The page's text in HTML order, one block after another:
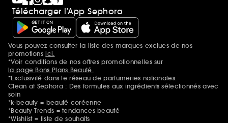
Télécharger l’App Sephora
Mentions additionnelles
Vous pouvez consulter la liste des marques exclues de nos
promotionsici.
*Voir conditions de nos offres promotionnelles sur
la page Bons Plans Beauté.
*Exclusivité dans le réseau de parfumeries nationales.
Clean at Sephora : Des formules aux ingrédients sélectionnés avec
soin
*k-beauty = beauté coréenne
*Beauty Trends = tendances beauté
*Wishlist = liste de souhaits